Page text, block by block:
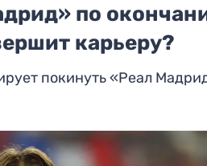
по
карьеру?
покинуть «Реал